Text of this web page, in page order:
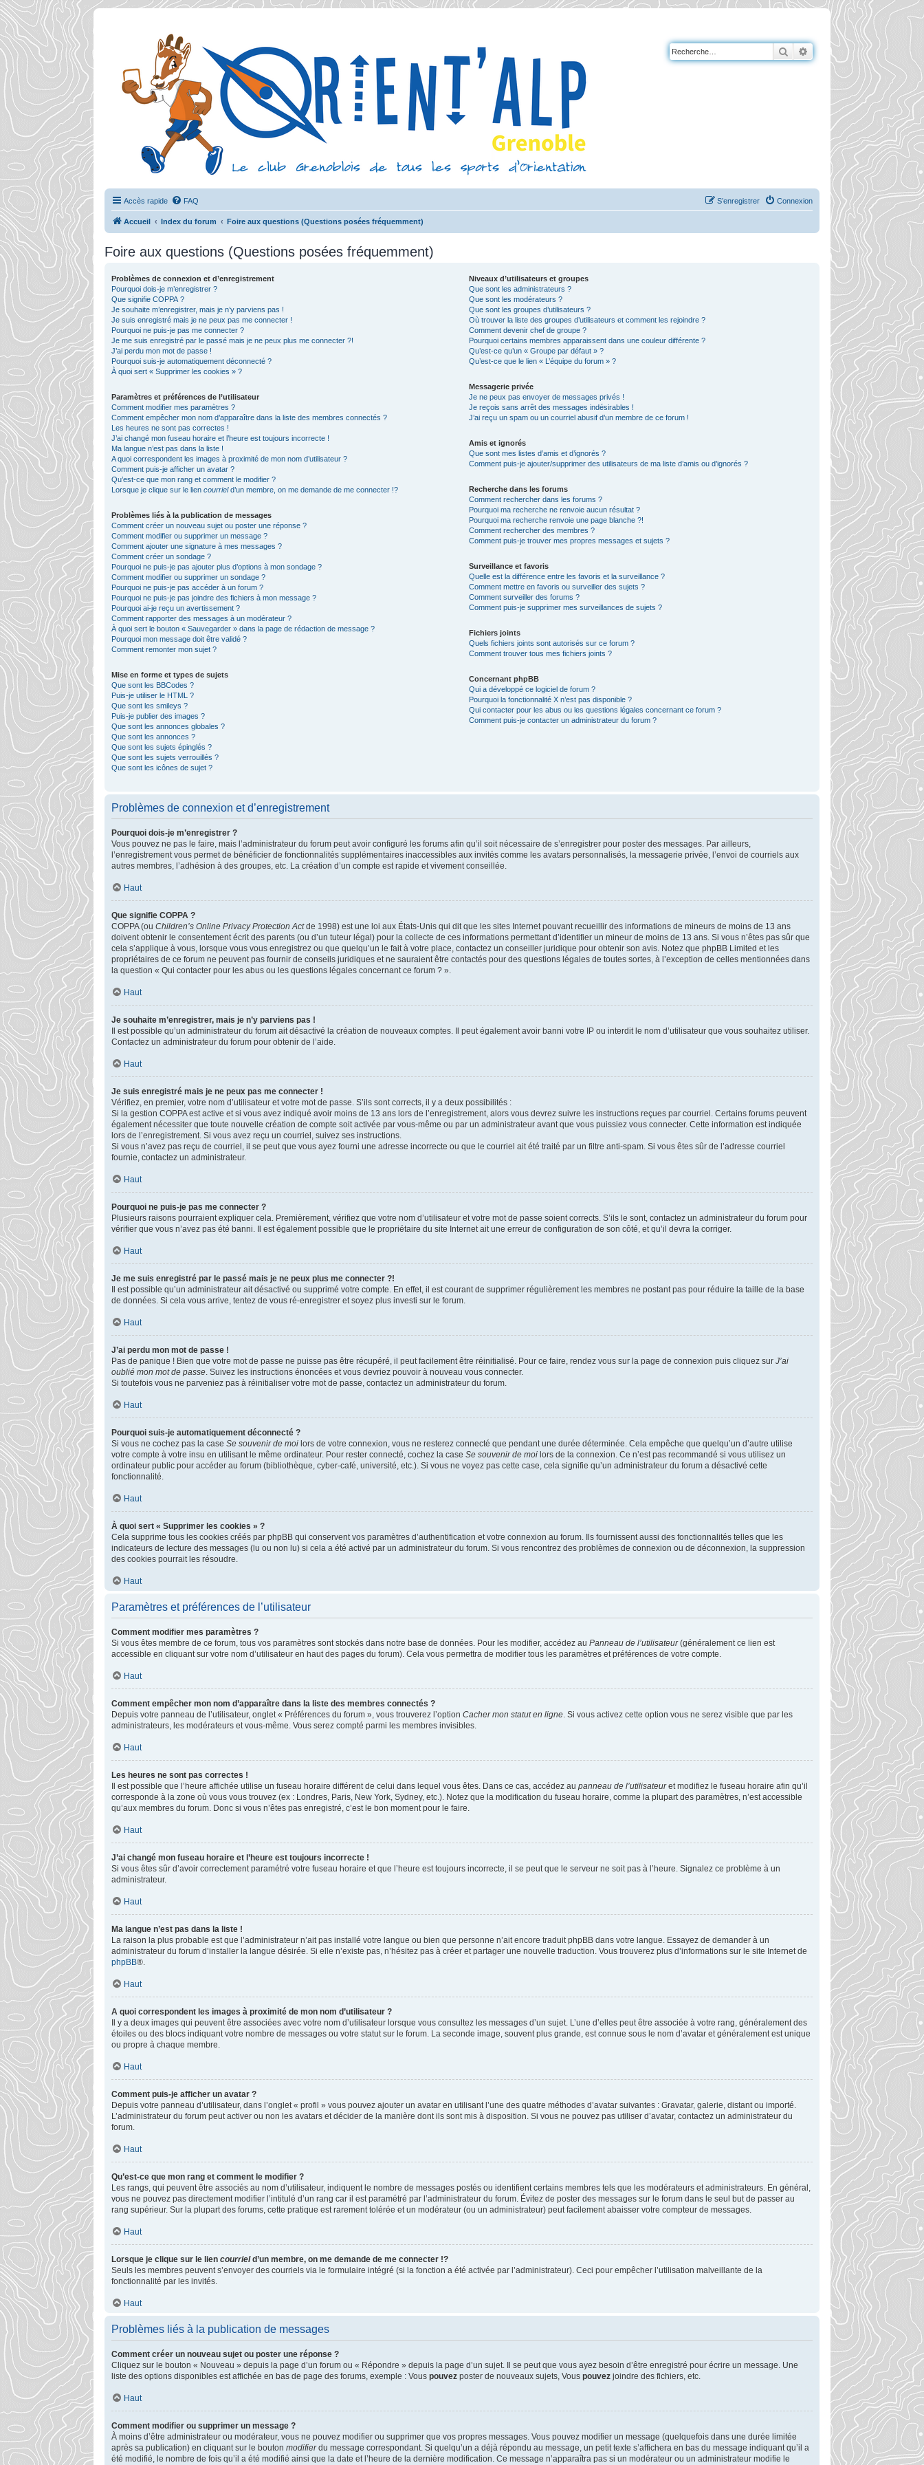
RechercherRecherche avancée
Accès rapide FAQ Connexion
S’enregistrer
Accueil Index du forum Foire aux questions (Questions posées fréquemment)
Foire aux questions (Questions posées fréquemment)
Problèmes de connexion et d’enregistrement
Pourquoi dois-je m’enregistrer ?
Que signifie COPPA ?
Je souhaite m’enregistrer, mais je n’y parviens pas !
Je suis enregistré mais je ne peux pas me connecter !
Pourquoi ne puis-je pas me connecter ?
Je me suis enregistré par le passé mais je ne peux plus me connecter ?!
J’ai perdu mon mot de passe !
Pourquoi suis-je automatiquement déconnecté ?
À quoi sert « Supprimer les cookies » ?
Paramètres et préférences de l’utilisateur
Comment modifier mes paramètres ?
Comment empêcher mon nom d’apparaître dans la liste des membres connectés ?
Les heures ne sont pas correctes !
J’ai changé mon fuseau horaire et l’heure est toujours incorrecte !
Ma langue n’est pas dans la liste !
A quoi correspondent les images à proximité de mon nom d’utilisateur ?
Comment puis-je afficher un avatar ?
Qu’est-ce que mon rang et comment le modifier ?
Lorsque je clique sur le lien courrield’un membre, on me demande de me connecter !?
Problèmes liés à la publication de messages
Comment créer un nouveau sujet ou poster une réponse ?
Comment modifier ou supprimer un message ?
Comment ajouter une signature à mes messages ?
Comment créer un sondage ?
Pourquoi ne puis-je pas ajouter plus d’options à mon sondage ?
Comment modifier ou supprimer un sondage ?
Pourquoi ne puis-je pas accéder à un forum ?
Pourquoi ne puis-je pas joindre des fichiers à mon message ?
Pourquoi ai-je reçu un avertissement ?
Comment rapporter des messages à un modérateur ?
À quoi sert le bouton « Sauvegarder » dans la page de rédaction de message ?
Pourquoi mon message doit être validé ?
Comment remonter mon sujet ?
Mise en forme et types de sujets
Que sont les BBCodes ?
Puis-je utiliser le HTML ?
Que sont les smileys ?
Puis-je publier des images ?
Que sont les annonces globales ?
Que sont les annonces ?
Que sont les sujets épinglés ?
Que sont les sujets verrouillés ?
Que sont les icônes de sujet ?
Niveaux d’utilisateurs et groupes
Que sont les administrateurs ?
Que sont les modérateurs ?
Que sont les groupes d’utilisateurs ?
Où trouver la liste des groupes d’utilisateurs et comment les rejoindre ?
Comment devenir chef de groupe ?
Pourquoi certains membres apparaissent dans une couleur différente ?
Qu’est-ce qu’un « Groupe par défaut » ?
Qu’est-ce que le lien « L’équipe du forum » ?
Messagerie privée
Je ne peux pas envoyer de messages privés !
Je reçois sans arrêt des messages indésirables !
J’ai reçu un spam ou un courriel abusif d’un membre de ce forum !
Amis et ignorés
Que sont mes listes d’amis et d’ignorés ?
Comment puis-je ajouter/supprimer des utilisateurs de ma liste d’amis ou d’ignorés ?
Recherche dans les forums
Comment rechercher dans les forums ?
Pourquoi ma recherche ne renvoie aucun résultat ?
Pourquoi ma recherche renvoie une page blanche ?!
Comment rechercher des membres ?
Comment puis-je trouver mes propres messages et sujets ?
Surveillance et favoris
Quelle est la différence entre les favoris et la surveillance ?
Comment mettre en favoris ou surveiller des sujets ?
Comment surveiller des forums ?
Comment puis-je supprimer mes surveillances de sujets ?
Fichiers joints
Quels fichiers joints sont autorisés sur ce forum ?
Comment trouver tous mes fichiers joints ?
Concernant phpBB
Qui a développé ce logiciel de forum ?
Pourquoi la fonctionnalité X n’est pas disponible ?
Qui contacter pour les abus ou les questions légales concernant ce forum ?
Comment puis-je contacter un administrateur du forum ?
Problèmes de connexion et d’enregistrement
Pourquoi dois-je m’enregistrer ?
Vous pouvez ne pas le faire, mais l’administrateur du forum peut avoir configuré les forums afin qu’il soit nécessaire de s’enregistrer pour poster des messages. Par ailleurs,
l’enregistrement vous permet de bénéficier de fonctionnalités supplémentaires inaccessibles aux invités comme les avatars personnalisés, la messagerie privée, l’envoi de courriels aux
autres membres, l’adhésion à des groupes, etc. La création d’un compte est rapide et vivement conseillée.
Haut
Que signifie COPPA ?
COPPA (ou Children’s Online Privacy Protection Actde 1998) est une loi aux États-Unis qui dit que les sites Internet pouvant recueillir des informations de mineurs de moins de 13 ans
doivent obtenir le consentement écrit des parents (ou d’un tuteur légal) pour la collecte de ces informations permettant d’identifier un mineur de moins de 13 ans. Si vous n’êtes pas sûr que
cela s’applique à vous, lorsque vous vous enregistrez ou que quelqu’un le fait à votre place, contactez un conseiller juridique pour obtenir son avis. Notez que phpBB Limited et les
propriétaires de ce forum ne peuvent pas fournir de conseils juridiques et ne sauraient être contactés pour des questions légales de toutes sortes, à l’exception de celles mentionnées dans
la question « Qui contacter pour les abus ou les questions légales concernant ce forum ? ».
Haut
Je souhaite m’enregistrer, mais je n’y parviens pas !
Il est possible qu’un administrateur du forum ait désactivé la création de nouveaux comptes. Il peut également avoir banni votre IP ou interdit le nom d’utilisateur que vous souhaitez utiliser.
Contactez un administrateur du forum pour obtenir de l’aide.
Haut
Je suis enregistré mais je ne peux pas me connecter !
Vérifiez, en premier, votre nom d’utilisateur et votre mot de passe. S’ils sont corrects, il y a deux possibilités :
Si la gestion COPPA est active et si vous avez indiqué avoir moins de 13 ans lors de l’enregistrement, alors vous devrez suivre les instructions reçues par courriel. Certains forums peuvent
également nécessiter que toute nouvelle création de compte soit activée par vous-même ou par un administrateur avant que vous puissiez vous connecter. Cette information est indiquée
lors de l’enregistrement. Si vous avez reçu un courriel, suivez ses instructions.
Si vous n’avez pas reçu de courriel, il se peut que vous ayez fourni une adresse incorrecte ou que le courriel ait été traité par un filtre anti-spam. Si vous êtes sûr de l’adresse courriel
fournie, contactez un administrateur.
Haut
Pourquoi ne puis-je pas me connecter ?
Plusieurs raisons pourraient expliquer cela. Premièrement, vérifiez que votre nom d’utilisateur et votre mot de passe soient corrects. S’ils le sont, contactez un administrateur du forum pour
vérifier que vous n’avez pas été banni. Il est également possible que le propriétaire du site Internet ait une erreur de configuration de son côté, et qu’il devra la corriger.
Haut
Je me suis enregistré par le passé mais je ne peux plus me connecter ?!
Il est possible qu’un administrateur ait désactivé ou supprimé votre compte. En effet, il est courant de supprimer régulièrement les membres ne postant pas pour réduire la taille de la base
de données. Si cela vous arrive, tentez de vous ré-enregistrer et soyez plus investi sur le forum.
Haut
J’ai perdu mon mot de passe !
Pas de panique ! Bien que votre mot de passe ne puisse pas être récupéré, il peut facilement être réinitialisé. Pour ce faire, rendez vous sur la page de connexion puis cliquez sur J’ai
oublié mon mot de passe. Suivez les instructions énoncées et vous devriez pouvoir à nouveau vous connecter.
Si toutefois vous ne parveniez pas à réinitialiser votre mot de passe, contactez un administrateur du forum.
Haut
Pourquoi suis-je automatiquement déconnecté ?
Si vous ne cochez pas la case Se souvenir de moi lors de votre connexion, vous ne resterez connecté que pendant une durée déterminée. Cela empêche que quelqu’un d’autre utilise
votre compte à votre insu en utilisant le même ordinateur. Pour rester connecté, cochez la case Se souvenir de moi lors de la connexion. Ce n’est pas recommandé si vous utilisez un
ordinateur public pour accéder au forum (bibliothèque, cyber-café, université, etc.). Si vous ne voyez pas cette case, cela signifie qu’un administrateur du forum a désactivé cette
fonctionnalité.
Haut
À quoi sert « Supprimer les cookies » ?
Cela supprime tous les cookies créés par phpBB qui conservent vos paramètres d’authentification et votre connexion au forum. Ils fournissent aussi des fonctionnalités telles que les
indicateurs de lecture des messages (lu ou non lu) si cela a été activé par un administrateur du forum. Si vous rencontrez des problèmes de connexion ou de déconnexion, la suppression
des cookies pourrait les résoudre.
Haut
Paramètres et préférences de l’utilisateur
Comment modifier mes paramètres ?
Si vous êtes membre de ce forum, tous vos paramètres sont stockés dans notre base de données. Pour les modifier, accédez au Panneau de l’utilisateur(généralement ce lien est
accessible en cliquant sur votre nom d’utilisateur en haut des pages du forum). Cela vous permettra de modifier tous les paramètres et préférences de votre compte.
Haut
Comment empêcher mon nom d’apparaître dans la liste des membres connectés ?
Depuis votre panneau de l’utilisateur, onglet « Préférences du forum », vous trouverez l’option Cacher mon statut en ligne. Si vous activez cette option vous ne serez visible que par les
administrateurs, les modérateurs et vous-même. Vous serez compté parmi les membres invisibles.
Haut
Les heures ne sont pas correctes !
Il est possible que l’heure affichée utilise un fuseau horaire différent de celui dans lequel vous êtes. Dans ce cas, accédez au panneau de l’utilisateuret modifiez le fuseau horaire afin qu’il
corresponde à la zone où vous vous trouvez (ex : Londres, Paris, New York, Sydney, etc.). Notez que la modification du fuseau horaire, comme la plupart des paramètres, n’est accessible
qu’aux membres du forum. Donc si vous n’êtes pas enregistré, c’est le bon moment pour le faire.
Haut
J’ai changé mon fuseau horaire et l’heure est toujours incorrecte !
Si vous êtes sûr d’avoir correctement paramétré votre fuseau horaire et que l’heure est toujours incorrecte, il se peut que le serveur ne soit pas à l’heure. Signalez ce problème à un
administrateur.
Haut
Ma langue n’est pas dans la liste !
La raison la plus probable est que l’administrateur n’ait pas installé votre langue ou bien que personne n’ait encore traduit phpBB dans votre langue. Essayez de demander à un
administrateur du forum d’installer la langue désirée. Si elle n’existe pas, n’hésitez pas à créer et partager une nouvelle traduction. Vous trouverez plus d’informations sur le site Internet de
phpBB®.
Haut
A quoi correspondent les images à proximité de mon nom d’utilisateur ?
Il y a deux images qui peuvent être associées avec votre nom d’utilisateur lorsque vous consultez les messages d’un sujet. L’une d’elles peut être associée à votre rang, généralement des
étoiles ou des blocs indiquant votre nombre de messages ou votre statut sur le forum. La seconde image, souvent plus grande, est connue sous le nom d’avatar et généralement est unique
ou propre à chaque membre.
Haut
Comment puis-je afficher un avatar ?
Depuis votre panneau d’utilisateur, dans l’onglet « profil » vous pouvez ajouter un avatar en utilisant l’une des quatre méthodes d’avatar suivantes : Gravatar, galerie, distant ou importé.
L’administrateur du forum peut activer ou non les avatars et décider de la manière dont ils sont mis à disposition. Si vous ne pouvez pas utiliser d’avatar, contactez un administrateur du
forum.
Haut
Qu’est-ce que mon rang et comment le modifier ?
Les rangs, qui peuvent être associés au nom d’utilisateur, indiquent le nombre de messages postés ou identifient certains membres tels que les modérateurs et administrateurs. En général,
vous ne pouvez pas directement modifier l’intitulé d’un rang car il est paramétré par l’administrateur du forum. Évitez de poster des messages sur le forum dans le seul but de passer au
rang supérieur. Sur la plupart des forums, cette pratique est rarement tolérée et un modérateur (ou un administrateur) peut facilement abaisser votre compteur de messages.
Haut
Lorsque je clique sur le lien courrield’un membre, on me demande de me connecter !?
Seuls les membres peuvent s’envoyer des courriels via le formulaire intégré (si la fonction a été activée par l’administrateur). Ceci pour empêcher l’utilisation malveillante de la
fonctionnalité par les invités.
Haut
Problèmes liés à la publication de messages
Comment créer un nouveau sujet ou poster une réponse ?
Cliquez sur le bouton « Nouveau » depuis la page d’un forum ou « Répondre » depuis la page d’un sujet. Il se peut que vous ayez besoin d’être enregistré pour écrire un message. Une
liste des options disponibles est affichée en bas de page des forums, exemple : Vous pouvez poster de nouveaux sujets, Vous pouvez joindre des fichiers, etc.
Haut
Comment modifier ou supprimer un message ?
À moins d’être administrateur ou modérateur, vous ne pouvez modifier ou supprimer que vos propres messages. Vous pouvez modifier un message (quelquefois dans une durée limitée
après sa publication) en cliquant sur le bouton modifierdu message correspondant. Si quelqu’un a déjà répondu au message, un petit texte s’affichera en bas du message indiquant qu’il a
été modifié, le nombre de fois qu’il a été modifié ainsi que la date et l’heure de la dernière modification. Ce message n’apparaîtra pas si un modérateur ou un administrateur modifie le